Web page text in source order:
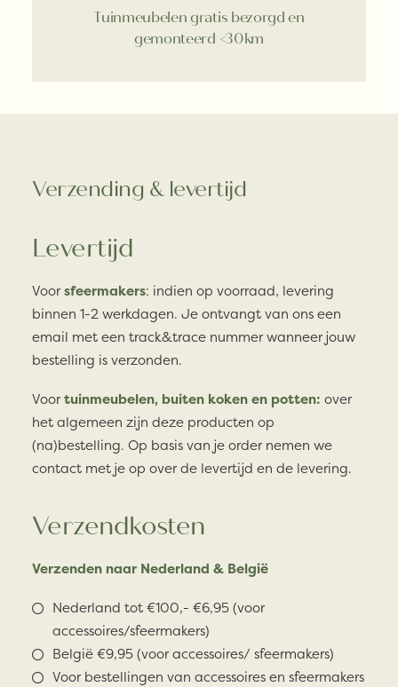
Tuinmeubelen gratis bezorgd en
gemonteerd <30km
Verzending & levertijd
Levertijd
Voorsfeermakers: indien op voorraad, levering
binnen 1-2 werkdagen. Je ontvangt van ons een
email met een track&trace nummer wanneer jouw
bestelling is verzonden.
Voortuinmeubelen, buiten koken en potten: over
het algemeen zijn deze producten op
(na)bestelling. Op basis van je order nemen we
contact met je op over de levertijd en de levering.
Verzendkosten
Verzenden naar Nederland & België
Nederland tot €100,- €6,95 (voor
accessoires/sfeermakers)
België €9,95 (voor accessoires/ sfeermakers)
Voor bestellingen van accessoires en sfeermakers